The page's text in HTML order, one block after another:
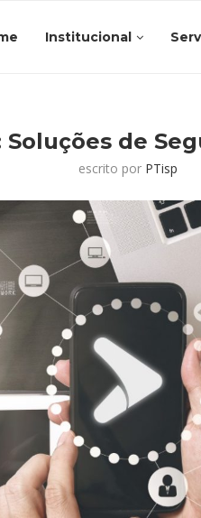
Institucional
de
escrito por PTisp